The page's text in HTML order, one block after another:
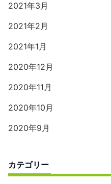
2021年3月
2021年2月
2021年1月
2020年12月
2020年11月
2020年10月
2020年9月
カテゴリー